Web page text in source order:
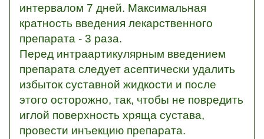
интервалом 7 дней. Максимальная
кратность введения лекарственного
препарата - 3 раза.
Перед интраартикулярным введением
препарата следует асептически удалить
избыток суставной жидкости и после
этого осторожно, так, чтобы не повредить
иглой поверхность хряща сустава,
провести инъекцию препарата.